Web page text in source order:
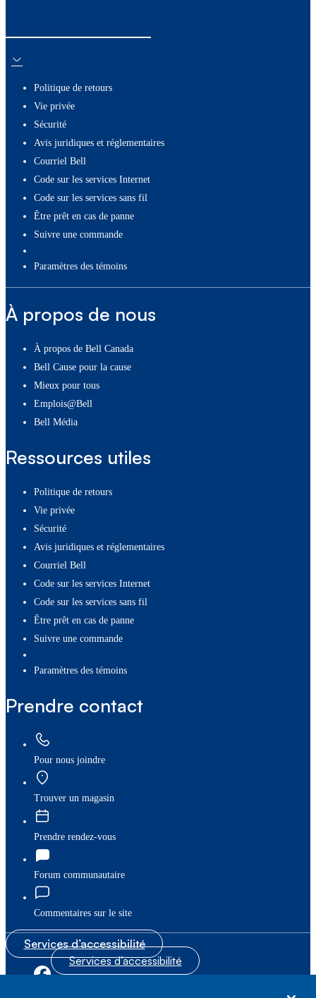
Politique de retours
Vie privée
Sécurité
Avis juridiques et réglementaires
Courriel Bell
Code sur les services Internet
Code sur les services sans fil
Être prêt en cas de panne
Suivre une commande
paramètres des témoins
À propos de nous
À propos de Bell Canada
Bell Cause pour la cause
Mieux pour tous
Emplois@Bell
Bell Média
Ressources utiles
Politique de retours
Vie privée
Sécurité
Avis juridiques et réglementaires
Courriel Bell
Code sur les services Internet
Code sur les services sans fil
Être prêt en cas de panne
Suivre une commande
paramètres des témoins
Prendre contact
Pour nous joindre
Trouver un magasin
Prendre rendez-vous
Forum communautaire
Commentaires sur le site
Services d’accessibilité
Services d’accessibilité